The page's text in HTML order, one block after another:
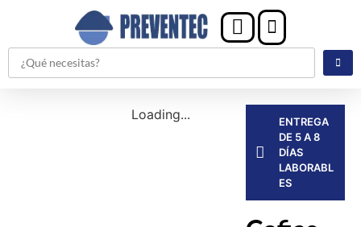
Loading...
ENTREGA
DE 5 A 8
DÍAS
LABORABL
ES